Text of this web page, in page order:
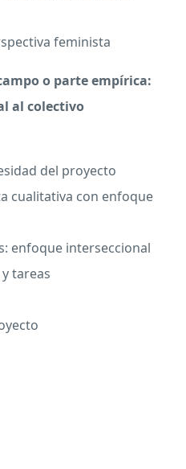
feminista
o parte empírica:
al colectivo
del proyecto
cualitativa con enfoque
enfoque interseccional
tareas